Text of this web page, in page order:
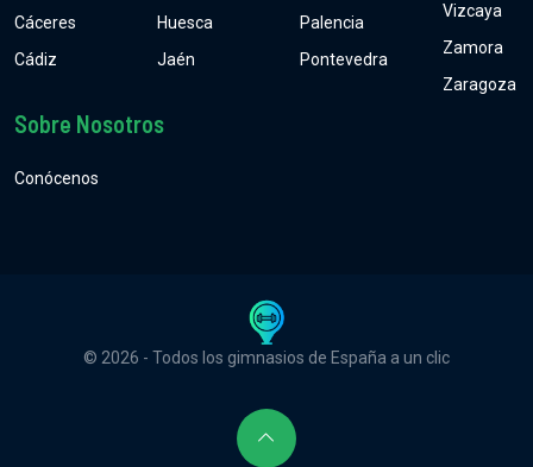
Cáceres
Cádiz
Huesca
Jaén
Palencia
Pontevedra
Vizcaya
Zamora
Zaragoza
Sobre Nosotros
Conócenos
© 2026 - Todos los gimnasios de España a un clic